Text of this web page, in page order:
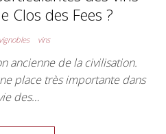
Clos des Fees ?
vins
ancienne de la civilisation.
place très importante dans
des…